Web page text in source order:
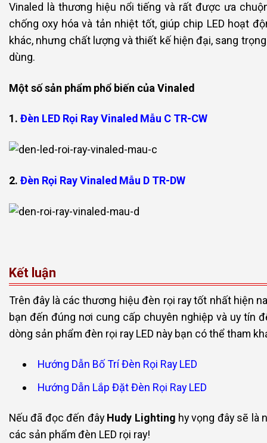
Vinaled là thương hiệu nổi tiếng và rất được ưa
chống oxy hóa và tản nhiệt tốt, giúp chip LED hoạt
khác, nhưng chất lượng và thiết kế hiện đại, sang
dùng.
Một số sản phẩm phổ biến của Vinaled
1. Đèn LED Rọi Ray Vinaled Mẫu C TR-CW
2. Đèn Rọi Ray Vinaled Mẫu D TR-DW
Kết luận
Trên đây là các thương hiệu đèn rọi ray tốt nhất hiện
bạn đến đúng nơi cung cấp chuyên nghiệp và uy tín
dòng sản phẩm đèn rọi ray LED này bạn có thể tham
Hướng Dẫn Bố Trí Đèn Rọi Ray LED
Hướng Dẫn Lắp Đặt Đèn Rọi Ray LED
Nếu đã đọc đến đâyHudy Lighting hy vọng đây sẽ là
các sản phẩm đèn LED rọi ray!